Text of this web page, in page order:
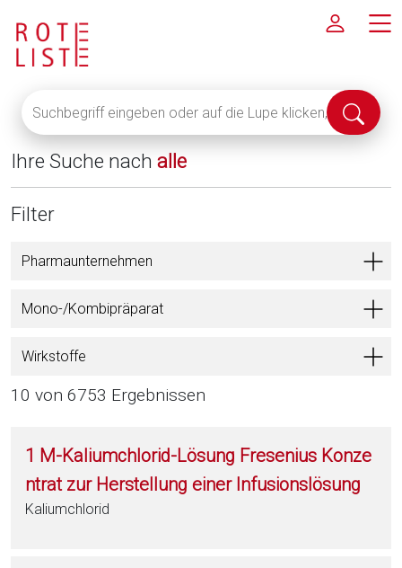
eingeben
oder
auf
die
Lupe
alle
anzuzeigen
Suche
Ihre Suche nach alle
Filter
Pharmaunternehmen
Mono-/Kombipräparat
Wirkstoffe
10 von 6753 Ergebnissen
1 M-Kaliumchlorid-Lösung Fresenius Konze
ntrat zur Herstellung einer Infusionslösung
Kaliumchlorid